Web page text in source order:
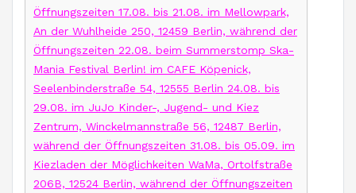
Öffnungszeiten 17.08. bis 21.08. im Mellowpark,
An der Wuhlheide 250, 12459 Berlin, während der
Öffnungszeiten 22.08. beim Summerstomp Ska-
Mania Festival Berlin! im CAFE Köpenick,
Seelenbinderstraße 54, 12555 Berlin 24.08. bis
29.08. im JuJo Kinder-, Jugend- und Kiez
Zentrum, Winckelmannstraße 56, 12487 Berlin,
während der Öffnungszeiten 31.08. bis 05.09. im
Kiezladen der Möglichkeiten WaMa, Ortolfstraße
206B, 12524 Berlin, während der Öffnungszeiten